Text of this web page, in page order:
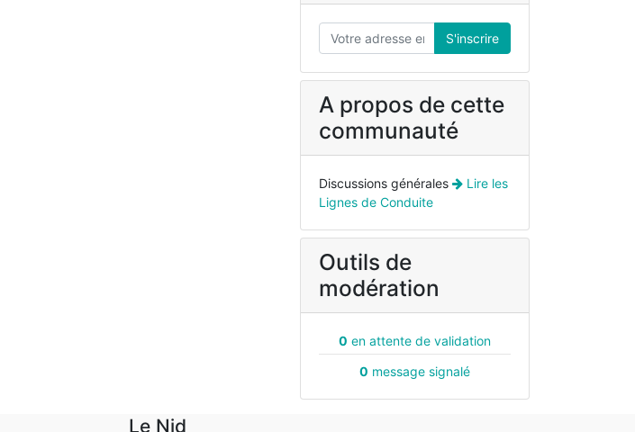
S'inscrire
A propos de cette
communauté
Discussions générales
Lire les
Lignes de Conduite
Outils de
modération
0 en attente de validation
0 message signalé
Le Nid